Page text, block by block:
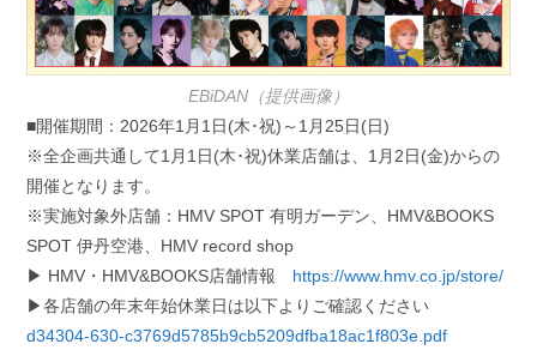
EBiDAN（提供画像）
■開催期間：2026年1月1日(木･祝)～1月25日(日)
※全企画共通して1月1日(木･祝)休業店舗は、1月2日(金)からの
開催となります。
※実施対象外店舗：HMV SPOT 有明ガーデン、HMV&BOOKS
SPOT 伊丹空港、HMV record shop
▶ HMV・HMV&BOOKS店舗情報 https://www.hmv.co.jp/store/
▶各店舗の年末年始休業日は以下よりご確認ください
d34304-630-c3769d5785b9cb5209dfba18ac1f803e.pdf